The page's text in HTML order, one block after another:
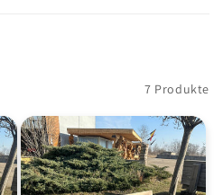
7 Produkte